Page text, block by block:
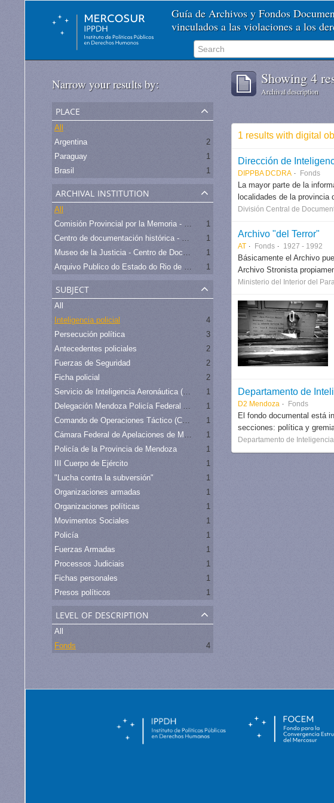
Guía de Archivos y Fondos
vinculados a las violaciones a los
Narrow your results by:
place
All
Argentina
2
Paraguay
1
Brasil
1
archival institution
All
Comisión Provincial por la Memoria - Buenos Aires
1
Centro de documentación histórica - Universidad de Cuyo
1
Museo de la Justicia - Centro de Documentación y Archivo para la Defensa de los Derechos Humanos
1
Arquivo Publico do Estado do Rio de Janeiro -
1
subject
All
Inteligencia policial
4
Persecución política
3
Antecedentes policiales
2
Fuerzas de Seguridad
2
Ficha policial
2
Servicio de Inteligencia Aeronáutica (SIA)
1
Delegación Mendoza Policía Federal Argentina
1
Comando de Operaciones Táctico (COT)
1
Cámara Federal de Apelaciones de Mendoza
1
Policía de la Provincia de Mendoza
1
III Cuerpo de Ejército
1
"Lucha contra la subversión"
1
Organizaciones armadas
1
Organizaciones políticas
1
Movimentos Sociales
1
Policía
1
Fuerzas Armadas
1
Processos Judiciais
1
Fichas personales
1
Presos políticos
1
level of description
All
Fonds
4
Showing 4
Archival description
1 results with digital
DIPPBA DCDRA Fonds
La mayor parte de la
localidades de la provincia
División Central de
Archivo "del Terror"
AT Fonds 1927 - 1992
Básicamente el Archivo
Archivo Stronista
Ministerio del Interior del
Departamento de
D2 Mendoza Fonds
El fondo documental está
secciones: política y
Departamento de